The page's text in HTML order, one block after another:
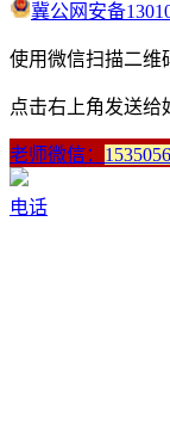
冀公网安备
使用微信扫描二维
点击右上角发送给
老师微信：
电话